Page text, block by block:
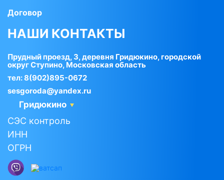
Договор
НАШИ КОНТАКТЫ
Прудный проезд, 3, деревня Гридюкино, городской
округ Ступино, Московская область
тел:8(902)895-0672
sesgoroda@yandex.ru
Гридюкино
СЭС контроль
ИНН
ОГРН